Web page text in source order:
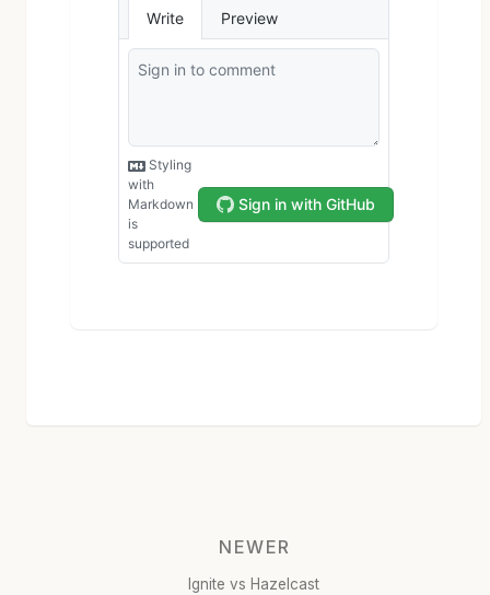
NEWER
Ignite vs Hazelcast